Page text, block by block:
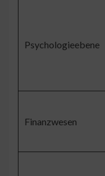
Psychologieebene
Finanzwesen